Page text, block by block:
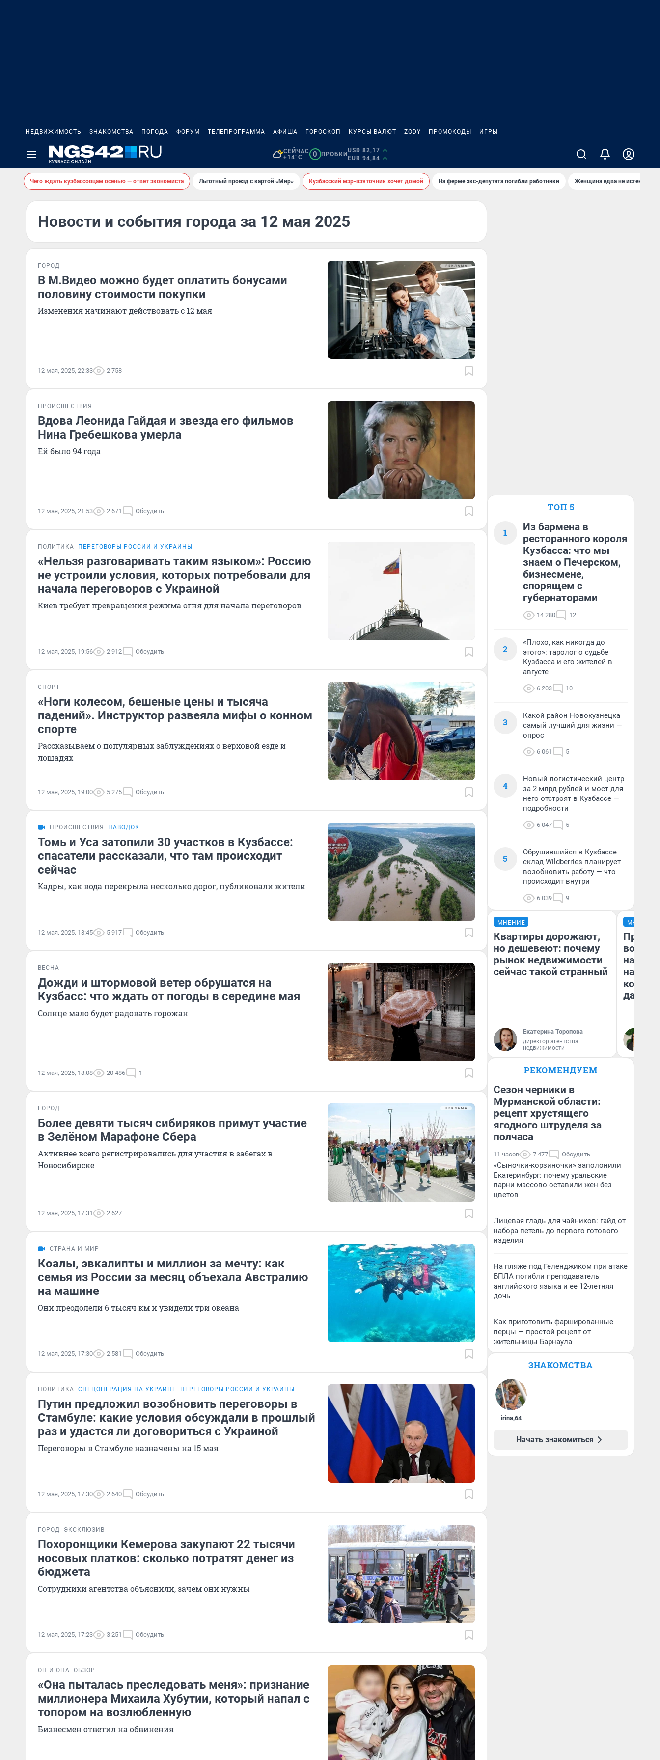
НЕДВИЖИМОСТЬ ЗНАКОМСТВА ПОГОДА ФОРУМ ТЕЛЕПРОГРАММА АФИША ГОРОСКОП КУРСЫ ВАЛЮТ ZODY ПРОМОКОДЫ ИГРЫ
СЕЙЧАС
+14°C
0 ПРОБКИ
USD 82,17
EUR 94,84
Чего ждать кузбассовцам осенью — ответ экономиста Льготный проезд с картой «Мир» Кузбасский мэр-взяточник хочет домой На ферме экс-депутата погибли работники Женщина едва не истекла
Новости и события города за 12 мая 2025
ГОРОД
В М.Видео можно будет оплатить бонусами
половину стоимости покупки
Изменения начинают действовать с 12 мая
12 мая, 2025, 22:33 2 758
ПРОИСШЕСТВИЯ
Вдова Леонида Гайдая и звезда его фильмов
Нина Гребешкова умерла
Ей было 94 года
12 мая, 2025, 21:53 2 671 Обсудить
ПОЛИТИКА ПЕРЕГОВОРЫ РОССИИ И УКРАИНЫ
«Нельзя разговаривать таким языком»: Россию
не устроили условия, которых потребовали для
начала переговоров с Украиной
Киев требует прекращения режима огня для начала переговоров
12 мая, 2025, 19:56 2 912 Обсудить
СПОРТ
«Ноги колесом, бешеные цены и тысяча
падений». Инструктор развеяла мифы о конном
спорте
Рассказываем о популярных заблуждениях о верховой езде и
лошадях
12 мая, 2025, 19:00 5 275 Обсудить
ПРОИСШЕСТВИЯ ПАВОДОК
Томь и Уса затопили 30 участков в Кузбассе:
спасатели рассказали, что там происходит
сейчас
Кадры, как вода перекрыла несколько дорог, публиковали жители
12 мая, 2025, 18:45 5 917 Обсудить
ВЕСНА
Дожди и штормовой ветер обрушатся на
Кузбасс: что ждать от погоды в середине мая
Солнце мало будет радовать горожан
12 мая, 2025, 18:08 20 486 1
ГОРОД
Более девяти тысяч сибиряков примут участие
в Зелёном Марафоне Сбера
Активнее всего регистрировались для участия в забегах в
Новосибирске
12 мая, 2025, 17:31 2 627
СТРАНА И МИР
Коалы, эвкалипты и миллион за мечту: как
семья из России за месяц объехала Австралию
на машине
Они преодолели 6 тысяч км и увидели три океана
12 мая, 2025, 17:30 2 581 Обсудить
ПОЛИТИКА СПЕЦОПЕРАЦИЯ НА УКРАИНЕ ПЕРЕГОВОРЫ РОССИИ И УКРАИНЫ
Путин предложил возобновить переговоры в
Стамбуле: какие условия обсуждали в прошлый
раз и удастся ли договориться с Украиной
Переговоры в Стамбуле назначены на 15 мая
12 мая, 2025, 17:30 2 640 Обсудить
ГОРОД ЭКСКЛЮЗИВ
Похоронщики Кемерова закупают 22 тысячи
носовых платков: сколько потратят денег из
бюджета
Сотрудники агентства объяснили, зачем они нужны
12 мая, 2025, 17:23 3 251 Обсудить
ОН И ОНА ОБЗОР
«Она пыталась преследовать меня»: признание
миллионера Михаила Хубутии, который напал с
топором на возлюбленную
Бизнесмен ответил на обвинения
ТОП 5
1
Из бармена в
ресторанного короля
Кузбасса: что мы
знаем о Печерском,
бизнесмене,
спорящем с
губернаторами
14 280 12
2
«Плохо, как никогда до
этого»: таролог о судьбе
Кузбасса и его жителей в
августе
6 203 10
3
Какой район Новокузнецка
самый лучший для жизни —
опрос
6 061 5
4
Новый логистический центр
за 2 млрд рублей и мост для
него отстроят в Кузбассе —
подробности
6 047 5
5
Обрушившийся в Кузбассе
склад Wildberries планирует
возобновить работу — что
происходит внутри
6 039 9
МНЕНИЕ
Квартиры дорожают,
но дешевеют: почему
рынок недвижимости
сейчас такой странный
Екатерина Торопова
директор агентства
недвижимости
МНЕНИЕ
нам
даже
РЕКОМЕНДУЕМ
Сезон черники в
Мурманской области:
рецепт хрустящего
ягодного штруделя за
полчаса
11 часов 7 477 Обсудить
«Сыночки-корзиночки» заполонили
Екатеринбург: почему уральские
парни массово оставили жен без
цветов
Лицевая гладь для чайников: гайд от
набора петель до первого готового
изделия
На пляже под Геленджиком при атаке
БПЛА погибли преподаватель
английского языка и ее 12-летняя
дочь
Как приготовить фаршированные
перцы — простой рецепт от
жительницы Барнаула
ЗНАКОМСТВА
irina,64
Начать знакомиться